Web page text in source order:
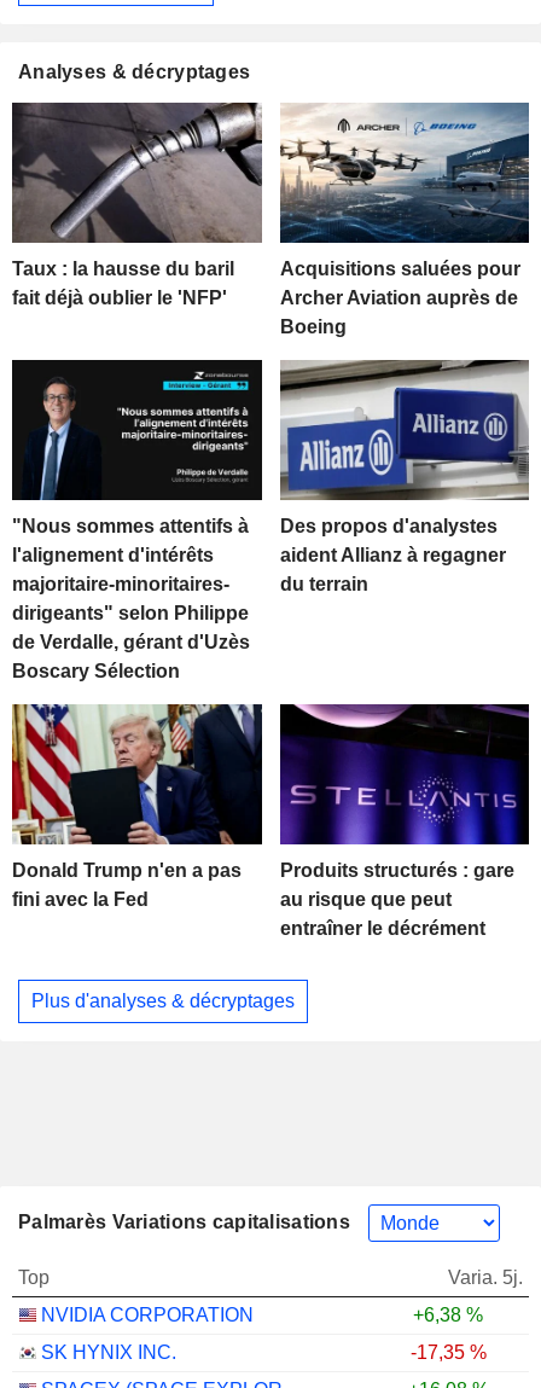
Analyses & décryptages
Taux : la hausse du baril
fait déjà oublier le 'NFP'
Acquisitions saluées pour
Archer Aviation auprès de
Boeing
"Nous sommes attentifs à
l'alignement d'intérêts
majoritaire-minoritaires-
dirigeants" selon Philippe
de Verdalle, gérant d'Uzès
Boscary Sélection
Des propos d'analystes
aident Allianz à regagner
du terrain
Donald Trump n'en a pas
fini avec la Fed
Produits structurés : gare
au risque que peut
entraîner le décrément
Plus d'analyses & décryptages
Palmarès Variations capitalisations
Top
Varia. 5j.
NVIDIA CORPORATION
+6,38 %
SK HYNIX INC.
-17,35 %